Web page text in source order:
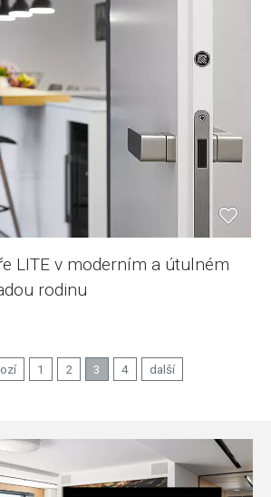
LITE v moderním a útulném
rodinu
1 2 3 4 další